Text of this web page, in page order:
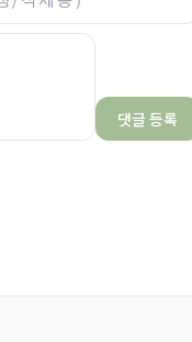
댓글 등록